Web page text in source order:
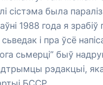
сістэма была
1988 года я
і пра ўсё
сьмерці” быў
рэдакцыі,